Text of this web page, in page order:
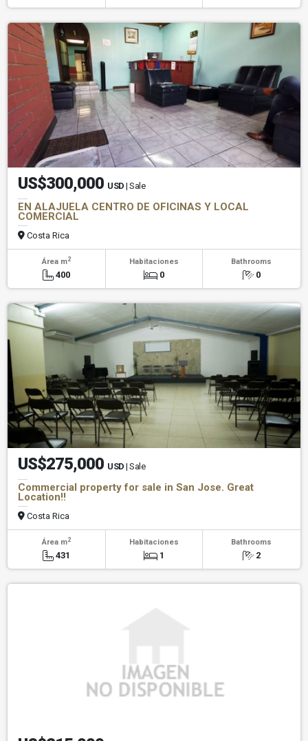
US$300,000 USD | Sale
EN ALAJUELA CENTRO DE OFICINAS Y LOCAL
COMERCIAL
Costa Rica
Área m2
400
Habitaciones
0
Bathrooms
0
US$275,000 USD | Sale
Commercial property for sale in San Jose. Great
Location!!
Costa Rica
Área m2
431
Habitaciones
1
Bathrooms
2